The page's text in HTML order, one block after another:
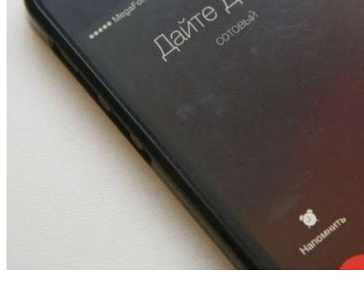
18:39
В Красноармейском районе Волгограда стартует
конкурс на ремонт моста через Волго‑Донской
судоходный канал
Фестиваль #ТриЧетыре в Волгограде пройдёт
11–13 сентября в рамках Года единства народов